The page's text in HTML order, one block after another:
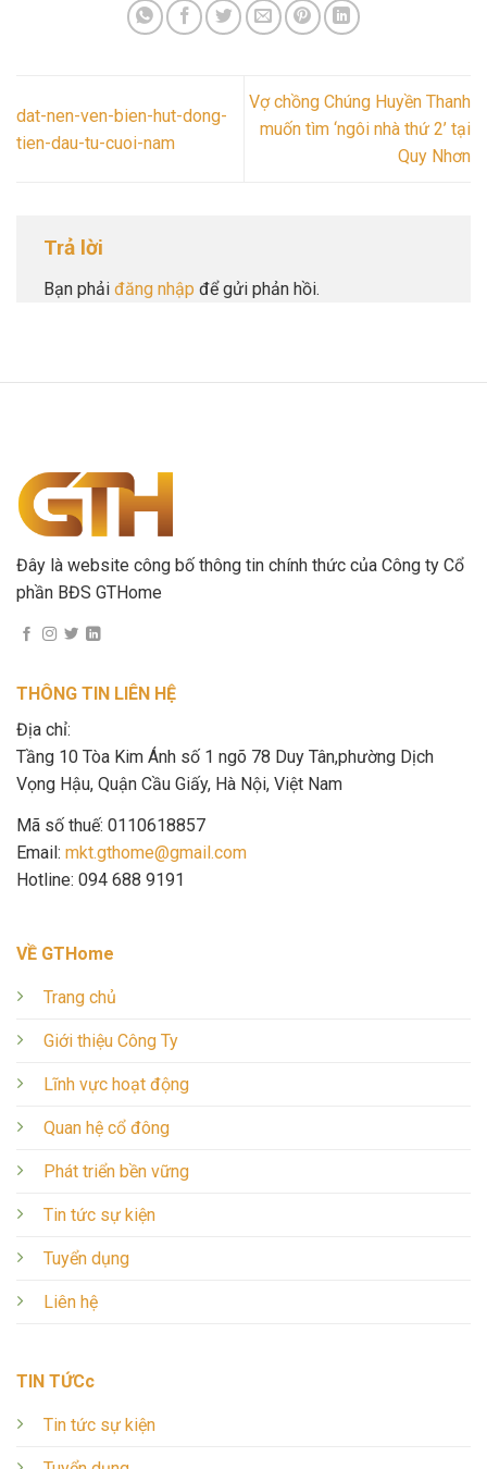
dat-nen-ven-bien-hut-dong-
tien-dau-tu-cuoi-nam
Vợ chồng Chúng Huyền Thanh
muốn tìm ‘ngôi nhà thứ 2’ tại
Quy Nhơn
Trả lời
Bạn phải đăng nhập để gửi phản hồi.
Đây là website công bố thông tin chính thức của Công ty Cổ
phần BĐS GTHome
THÔNG TIN LIÊN HỆ
Địa chỉ:
Tầng 10 Tòa Kim Ánh số 1 ngõ 78 Duy Tân,phường Dịch
Vọng Hậu, Quận Cầu Giấy, Hà Nội, Việt Nam
Mã số thuế: 0110618857
Email: mkt.gthome@gmail.com
Hotline: 094 688 9191
VỀ GTHome
Trang chủ
Giới thiệu Công Ty
Lĩnh vực hoạt động
Quan hệ cổ đông
Phát triển bền vững
Tin tức sự kiện
Tuyển dụng
Liên hệ
TIN TỨCc
Tin tức sự kiện